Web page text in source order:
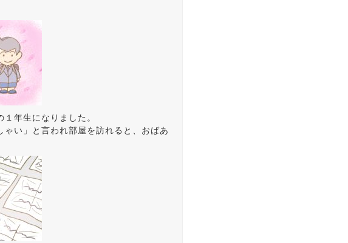
年生になりました。
い」と言われ部屋を訪れると、おばあ